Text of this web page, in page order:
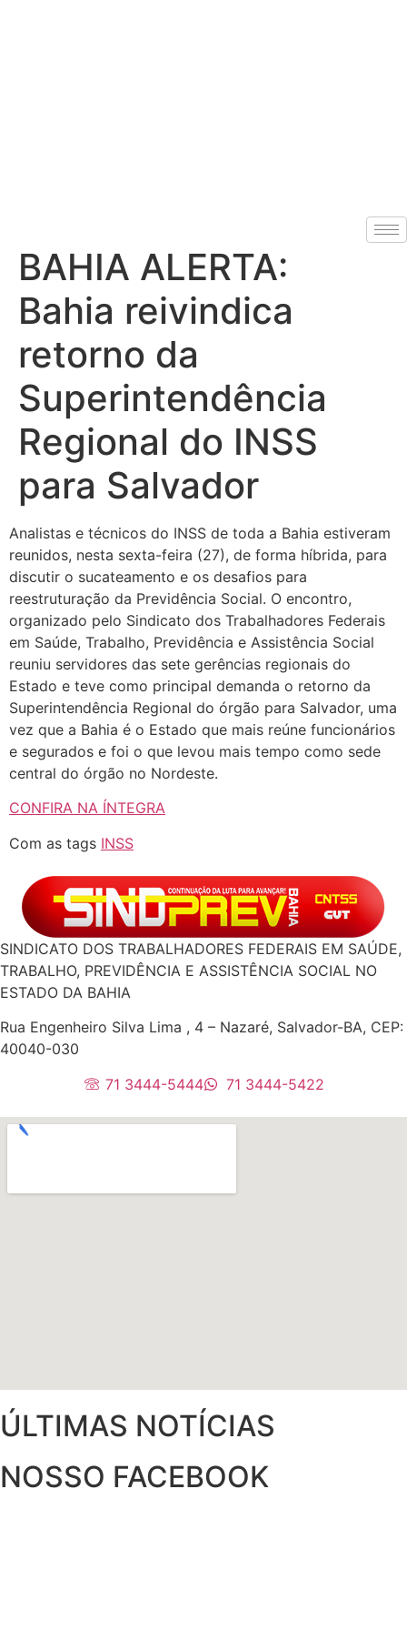
BAHIA ALERTA:
Bahia reivindica
retorno da
Superintendência
Regional do INSS
para Salvador
Analistas e técnicos do INSS de toda a Bahia estiveram
reunidos, nesta sexta-feira (27), de forma híbrida, para
discutir o sucateamento e os desafios para
reestruturação da Previdência Social. O encontro,
organizado pelo Sindicato dos Trabalhadores Federais
em Saúde, Trabalho, Previdência e Assistência Social
reuniu servidores das sete gerências regionais do
Estado e teve como principal demanda o retorno da
Superintendência Regional do órgão para Salvador, uma
vez que a Bahia é o Estado que mais reúne funcionários
e segurados e foi o que levou mais tempo como sede
central do órgão no Nordeste.
CONFIRA NA ÍNTEGRA
Com as tags INSS
SINDICATO DOS TRABALHADORES FEDERAIS EM SAÚDE,
TRABALHO, PREVIDÊNCIA E ASSISTÊNCIA SOCIAL NO
ESTADO DA BAHIA
Rua Engenheiro Silva Lima , 4 – Nazaré, Salvador-BA, CEP:
40040-030
71 3444-5444
71 3444-5422
ÚLTIMAS NOTÍCIAS
NOSSO FACEBOOK